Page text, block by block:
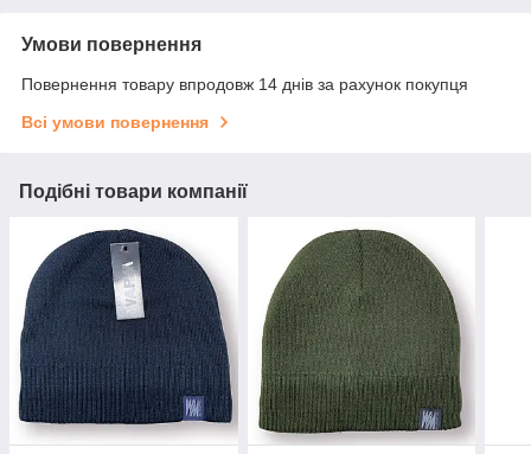
Умови повернення
Повернення товару впродовж 14 днів за рахунок покупця
Всі умови повернення
Подібні товари компанії